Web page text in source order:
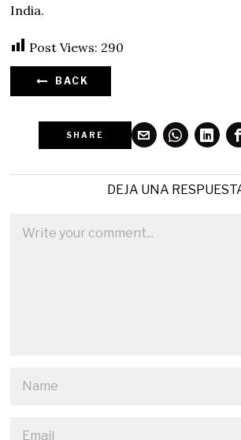
India.
Post Views: 290
BACK
SHARE
DEJA UNA